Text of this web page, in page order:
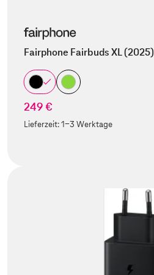
Fairphone Fairbuds XL (2025)
249 €
Lieferzeit:1-3 Werktage